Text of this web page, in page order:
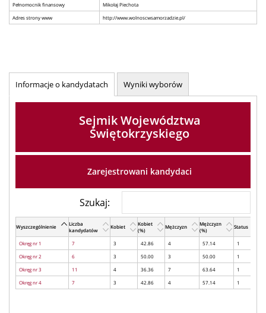
Pełnomocnik finansowy
Mikołaj Piechota
Adres strony www
http://www.wolnoscwsamorzadzie.pl/
Informacje o kandydatach Wyniki wyborów
Sejmik Województwa
Świętokrzyskiego
Zarejestrowani kandydaci
Szukaj:
Wyszczególnienie
Liczba
kandydatów
Kobiet
Kobiet
(%)
Mężczyzn
Mężczyzn
(%)
Status
Okręg nr 1 7 3 42.86 4 57.14
1
Okręg nr 2
6 3 50.00 3 50.00
1
Okręg nr 3
11 4 36.36 7 63.64
1
Okręg nr 4
7 3 42.86 4 57.14 1